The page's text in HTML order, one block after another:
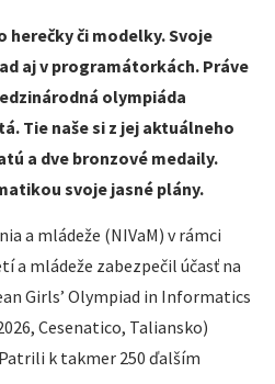
herečky či modelky. Svoje
aj v programátorkách. Práve
olympiáda
Tie naše si z jej aktuálneho
a dve bronzové medaily.
svoje jasné plány.
a mládeže (NIVaM) v rámci
a mládeže zabezpečil účasť na
Girls’ Olympiad in Informatics
Cesenatico, Taliansko)
k takmer 250 ďalším